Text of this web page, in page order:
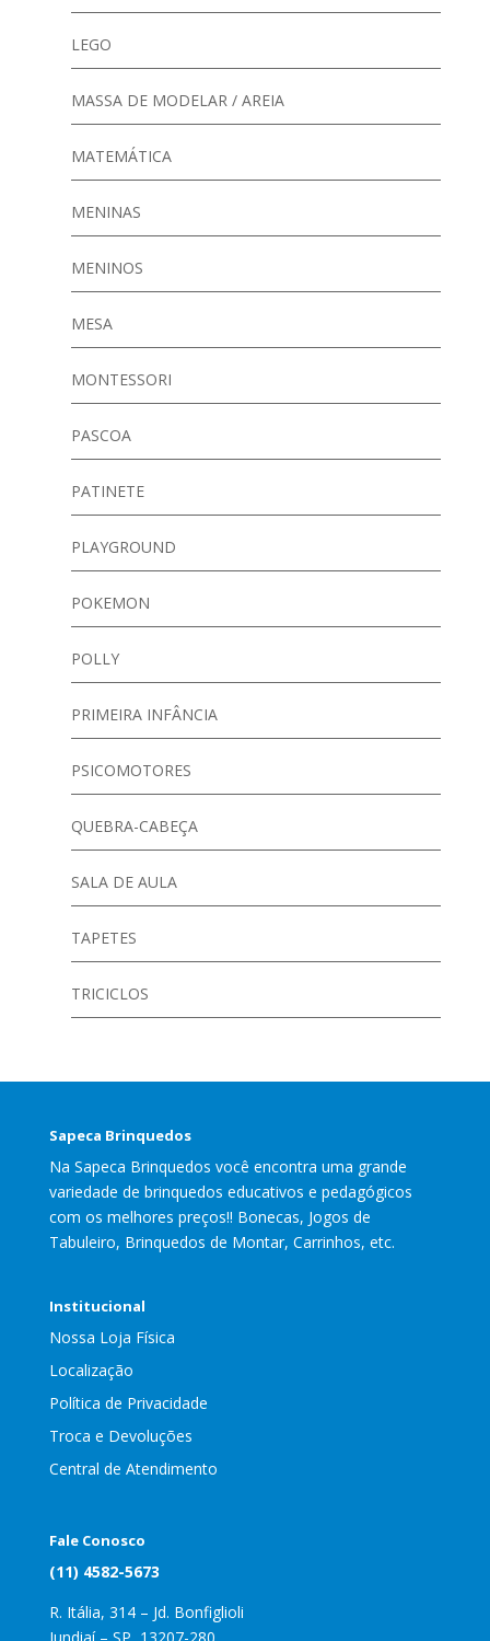
LEGO
MASSA DE MODELAR / AREIA
MATEMÁTICA
MENINAS
MENINOS
MESA
MONTESSORI
PASCOA
PATINETE
PLAYGROUND
POKEMON
POLLY
PRIMEIRA INFÂNCIA
PSICOMOTORES
QUEBRA-CABEÇA
SALA DE AULA
TAPETES
TRICICLOS
Sapeca Brinquedos
Na Sapeca Brinquedos você encontra uma grande
variedade de brinquedos educativos e pedagógicos
com os melhores preços!! Bonecas, Jogos de
Tabuleiro, Brinquedos de Montar, Carrinhos, etc.
Institucional
Nossa Loja Física
Localização
Política de Privacidade
Troca e Devoluções
Central de Atendimento
Fale Conosco
(11) 4582-5673
R. Itália, 314 – Jd. Bonfiglioli